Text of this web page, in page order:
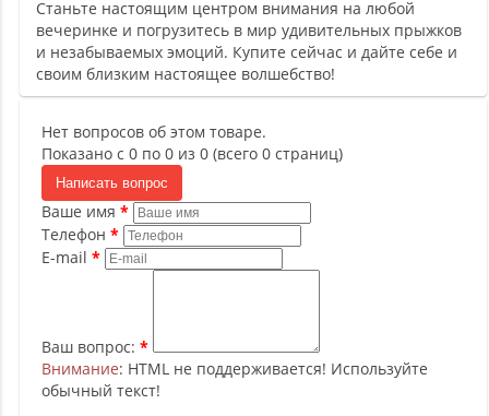
Станьте настоящим центром внимания на любой
вечеринке и погрузитесь в мир удивительных прыжков
и незабываемых эмоций. Купите сейчас и дайте себе и
своим близким настоящее волшебство!
Нет вопросов об этом товаре.
Показано с 0 по 0 из 0 (всего 0 страниц)
Написать вопрос
Ваше имя
Телефон
E-mail
Ваш вопрос:
Внимание: HTML не поддерживается! Используйте
обычный текст!